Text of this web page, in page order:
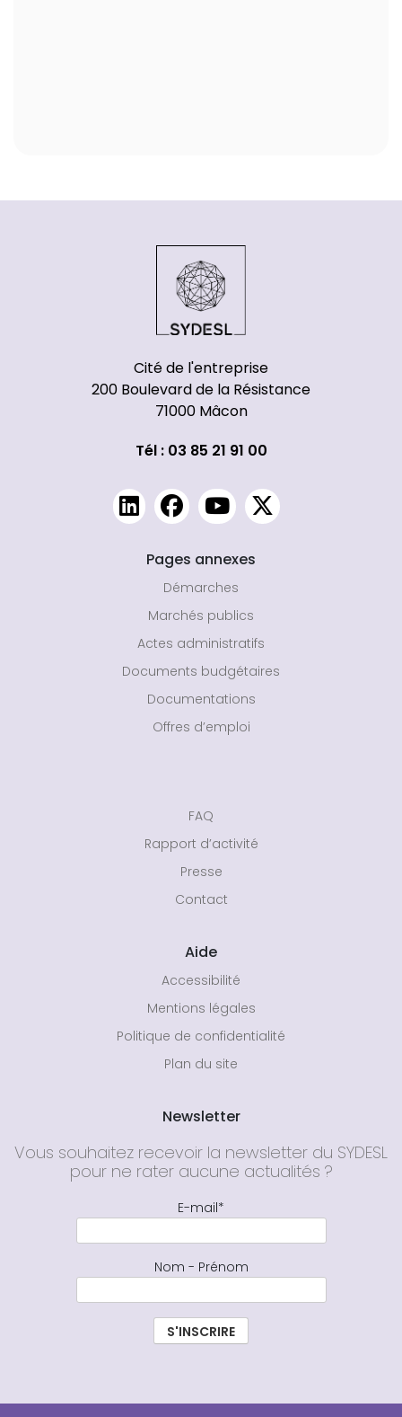
Cité de l'entreprise
200 Boulevard de la Résistance
71000 Mâcon
Tél : 03 85 21 91 00
Pages annexes
Démarches
Marchés publics
Actes administratifs
Documents budgétaires
Documentations
Offres d’emploi
FAQ
Rapport d’activité
Presse
Contact
Aide
Accessibilité
Mentions légales
Politique de confidentialité
Plan du site
Newsletter
Vous souhaitez recevoir la newsletter du SYDESL
pour ne rater aucune actualités ?
E-mail*
Nom - Prénom